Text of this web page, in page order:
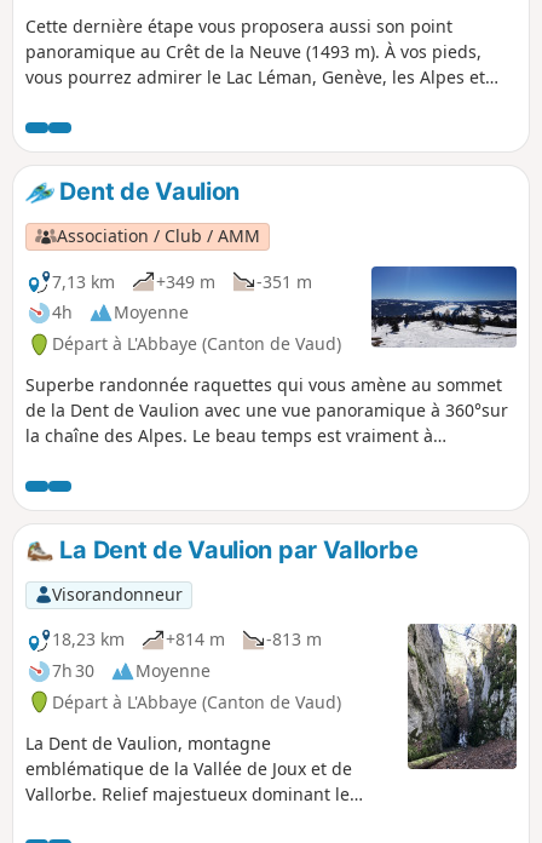
Cette dernière étape vous proposera aussi son point
panoramique au Crêt de la Neuve (1493 m). À vos pieds,
vous pourrez admirer le Lac Léman, Genève, les Alpes et
s'impose aux ruines du couvent d’Oujon, ancienne
chartreuse.
Dent de Vaulion
Association / Club / AMM
7,13 km
+349 m
-351 m
4h
Moyenne
Départ à L'Abbaye (Canton de Vaud)
Superbe randonnée raquettes qui vous amène au sommet
de la Dent de Vaulion avec une vue panoramique à 360°sur
la chaîne des Alpes. Le beau temps est vraiment à
exceptionnelle des Alpes en particulier, sans oublier les
trois lacs : Léman, Joux et Brenet.
La Dent de Vaulion par Vallorbe
Visorandonneur
18,23 km
+814 m
-813 m
7h 30
Moyenne
Départ à L'Abbaye (Canton de Vaud)
La Dent de Vaulion, montagne
emblématique de la Vallée de Joux et de
Vallorbe. Relief majestueux dominant le